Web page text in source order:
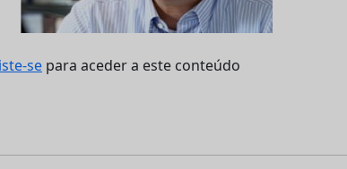
se para aceder a este conteúdo